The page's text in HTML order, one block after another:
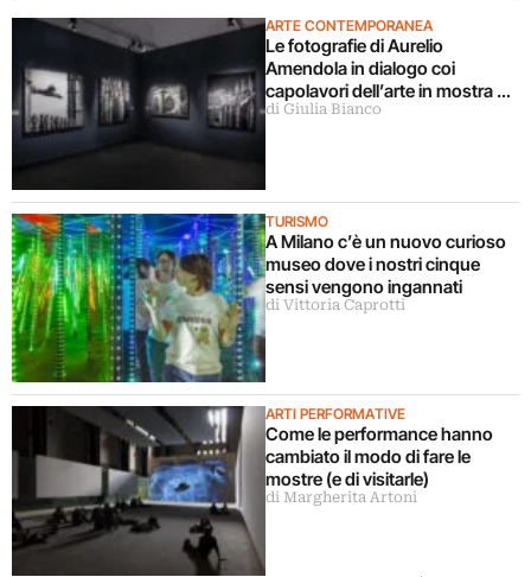
ARTE CONTEMPORANEA
Le fotografie di Aurelio
Amendola in dialogo coi
capolavori dell’arte in mostra a
Milano
di Giulia Bianco
TURISMO
A Milano c’è un nuovo curioso
museo dove i nostri cinque
sensi vengono ingannati
di Vittoria Caprotti
ARTI PERFORMATIVE
Come le performance hanno
cambiato il modo di fare le
mostre (e di visitarle)
di Margherita Artoni